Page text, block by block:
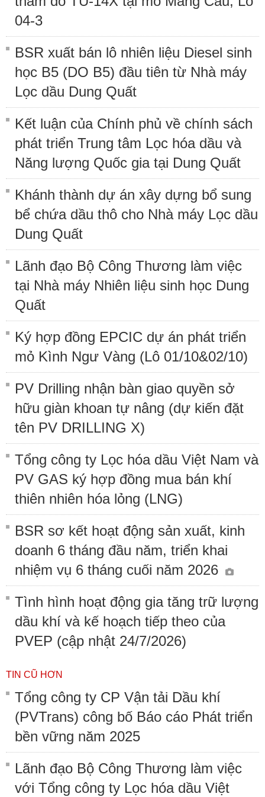
04-3
BSR xuất bán lô nhiên liệu Diesel sinh
học B5 (DO B5) đầu tiên từ Nhà máy
Lọc dầu Dung Quất
Kết luận của Chính phủ về chính sách
phát triển Trung tâm Lọc hóa dầu và
Năng lượng Quốc gia tại Dung Quất
Khánh thành dự án xây dựng bổ sung
bể chứa dầu thô cho Nhà máy Lọc dầu
Dung Quất
Lãnh đạo Bộ Công Thương làm việc
tại Nhà máy Nhiên liệu sinh học Dung
Quất
Ký hợp đồng EPCIC dự án phát triển
mỏ Kình Ngư Vàng (Lô 01/10&02/10)
PV Drilling nhận bàn giao quyền sở
hữu giàn khoan tự nâng (dự kiến đặt
tên PV DRILLING X)
Tổng công ty Lọc hóa dầu Việt Nam và
PV GAS ký hợp đồng mua bán khí
thiên nhiên hóa lỏng (LNG)
BSR sơ kết hoạt động sản xuất, kinh
doanh 6 tháng đầu năm, triển khai
nhiệm vụ 6 tháng cuối năm 2026
Tình hình hoạt động gia tăng trữ lượng
dầu khí và kế hoạch tiếp theo của
PVEP (cập nhật 24/7/2026)
TIN CŨ HƠN
Tổng công ty CP Vận tải Dầu khí
(PVTrans) công bố Báo cáo Phát triển
bền vững năm 2025
Lãnh đạo Bộ Công Thương làm việc
với Tổng công ty Lọc hóa dầu Việt